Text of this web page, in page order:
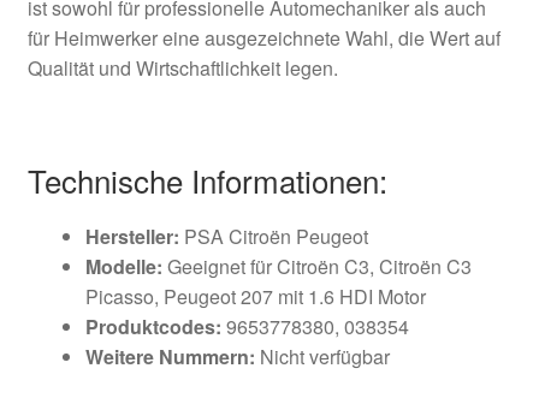
ist sowohl für professionelle Automechaniker als auch
für Heimwerker eine ausgezeichnete Wahl, die Wert auf
Qualität und Wirtschaftlichkeit legen.
Technische Informationen:
Hersteller: PSA Citroën Peugeot
Modelle: Geeignet für Citroën C3, Citroën C3
Picasso, Peugeot 207 mit 1.6 HDI Motor
Produktcodes: 9653778380, 038354
Weitere Nummern: Nicht verfügbar